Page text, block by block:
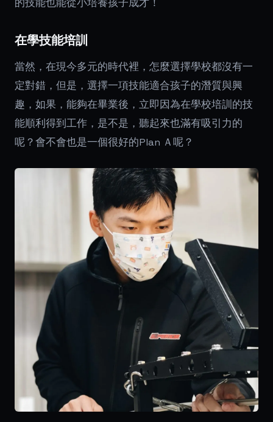
的技能也能從小培養孩子成才！
在學技能培訓
當然，在現今多元的時代裡，怎麼選擇學校都沒有一
定對錯，但是，選擇一項技能適合孩子的潛質與興
趣，如果，能夠在畢業後，立即因為在學校培訓的技
能順利得到工作，是不是，聽起來也滿有吸引力的
呢？會不會也是一個很好的Plan Ａ呢？